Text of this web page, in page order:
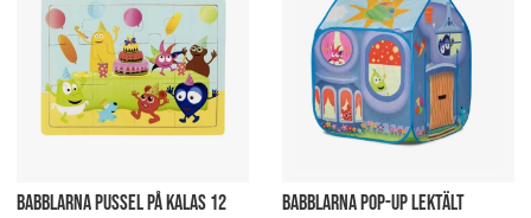
BABBLARNA PUSSEL PÅ KALAS 12
BABBLARNA POP-UP LEKTÄLT